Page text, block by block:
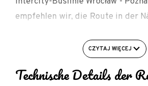
empfehlen wir, die Route in der
CZYTAJ WIĘCEJ
Technische Details der